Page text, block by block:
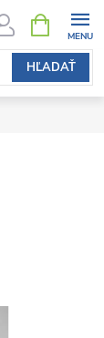
HĽADAŤ
KOŠÍK